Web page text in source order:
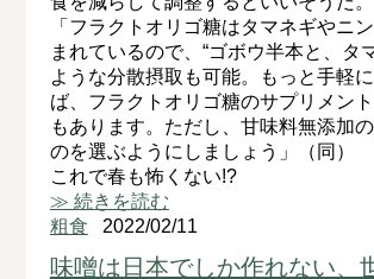
「フラクトオリゴ糖はタマネギやニ
まれているので、“ゴボウ半本と、タ
ような分散摂取も可能。もっと手軽
ば、フラクトオリゴ糖のサプリメント
もあります。ただし、甘味料無添加
のを選ぶようにしましょう」（同）
これで春も怖くない!?
≫ 続きを読む
粗食 2022/02/11
味噌は日本でしか作れない、